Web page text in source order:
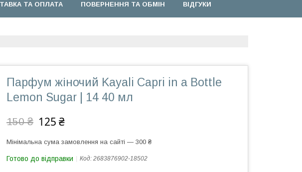
ТА ОПЛАТА ПОВЕРНЕННЯ ТА ОБМІН ВІДГУКИ
Парфум жіночий Kayali Capri in a Bottle
Lemon Sugar | 14 40 мл
150 ₴ 125 ₴
Мінімальна сума замовлення на сайті — 300 ₴
Готово до відправки Код: 2683876902-18502